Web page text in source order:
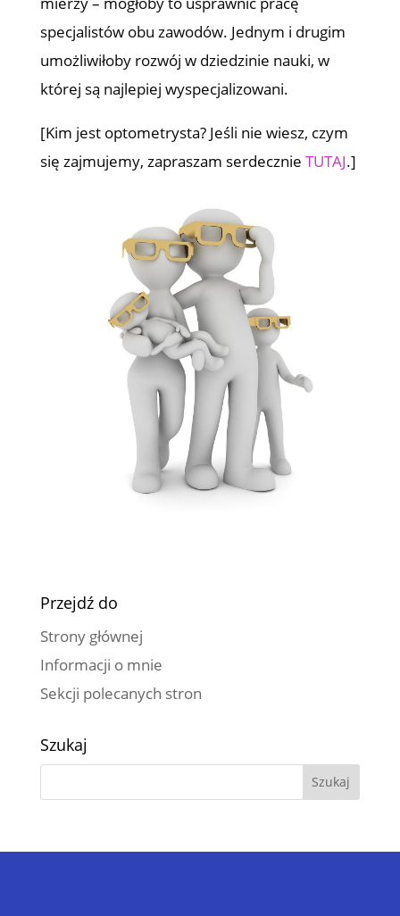
specjalistów obu zawodów. Jednym i drugim
umożliwiłoby rozwój w dziedzinie nauki, w
której są najlepiej wyspecjalizowani.
[Kim jest optometrysta? Jeśli nie wiesz, czym
się zajmujemy, zapraszam serdecznie TUTAJ.]
Przejdź do
Strony głównej
Informacji o mnie
Sekcji polecanych stron
Szukaj